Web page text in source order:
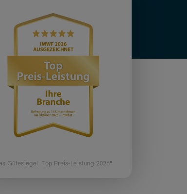
Gütesiegel "Top Preis-Leistung 2026"